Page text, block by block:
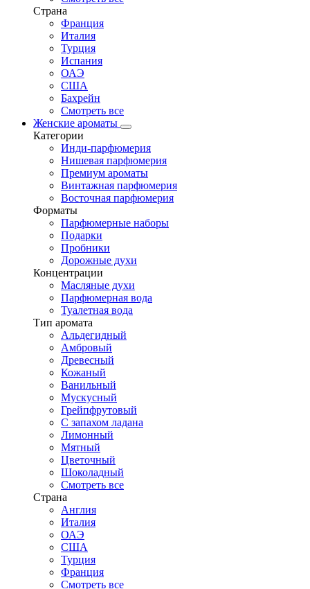
Страна
Франция
Италия
Турция
Испания
ОАЭ
США
Бахрейн
Смотреть все
Женские ароматы
Категории
Инди-парфюмерия
Нишевая парфюмерия
Премиум ароматы
Винтажная парфюмерия
Восточная парфюмерия
Форматы
Парфюмерные наборы
Подарки
Пробники
Дорожные духи
Концентрации
Масляные духи
Парфюмерная вода
Туалетная вода
Тип аромата
Альдегидный
Амбровый
Древесный
Кожаный
Ванильный
Мускусный
Грейпфрутовый
С запахом ладана
Лимонный
Мятный
Цветочный
Шоколадный
Смотреть все
Страна
Англия
Италия
ОАЭ
США
Турция
Франция
Смотреть все